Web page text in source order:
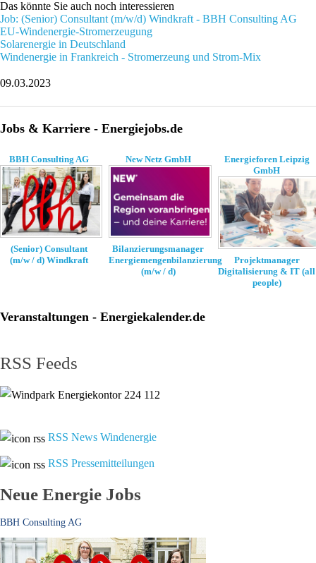
Das könnte Sie auch noch interessieren
Job: (Senior) Consultant (m/w/d) Windkraft - BBH Consulting AG
EU-Windenergie-Stromerzeugung
Solarenergie in Deutschland
Windenergie in Frankreich - Stromerzeung und Strom-Mix
09.03.2023
Jobs & Karriere - Energiejobs.de
BBH Consulting AG
(Senior) Consultant
(m/w / d) Windkraft
New Netz GmbH
Bilanzierungsmanager
Energiemengenbilanzierung
(m/w / d)
Energieforen Leipzig
GmbH
Projektmanager
Digitalisierung & IT (all
people)
Veranstaltungen - Energiekalender.de
RSS Feeds
RSS News Windenergie
RSS Pressemitteilungen
Neue Energie Jobs
BBH Consulting AG